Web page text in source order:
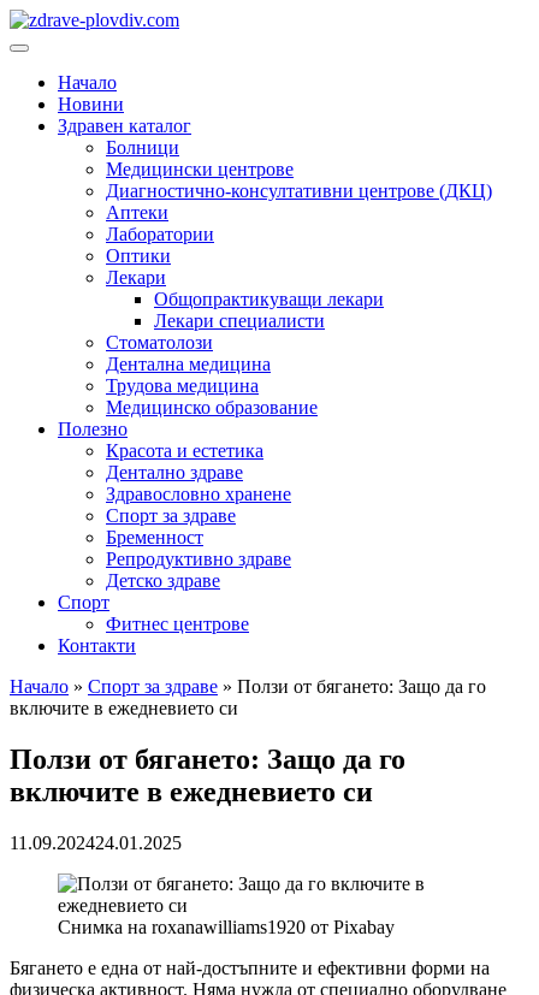
Преминете
към
Основно
Начало
Новини
Здравен каталог
Болници
Медицински центрове
Диагностично-консултативни центрове (ДКЦ)
Аптеки
Лаборатории
Оптики
Лекари
Общопрактикуващи лекари
Лекари специалисти
Стоматолози
Дентална медицина
Трудова медицина
Медицинско образование
Полезно
Красота и естетика
Дентално здраве
Здравословно хранене
Спорт за здраве
Бременност
Репродуктивно здраве
Детско здраве
Спорт
Фитнес центрове
Контакти
Начало » Спорт за здраве » Ползи от бягането: Защо да го
включите в ежедневието си
Ползи от бягането: Защо да го
включите в ежедневието си
11.09.202424.01.2025
Снимка на roxanawilliams1920 от Pixabay
Бягането е една от най-достъпните и ефективни форми на
физическа активност. Няма нужда от специално оборудване